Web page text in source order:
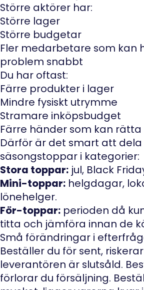
Större aktörer har:
Större lager
Större budgetar
Fler medarbetare som kan
problem snabbt
Du har oftast:
Färre produkter i lager
Mindre fysiskt utrymme
Stramare inköpsbudget
Färre händer som kan rätta
Därför är det smart att dela
säsongstoppar i kategorier:
Stora toppar: jul, Black
Mini-toppar: helgdagar,
lönehelger.
För-toppar: perioden då
titta och jämföra innan de
Små förändringar i
Beställer du för sent,
leverantören är slutsåld.
förlorar du försäljning.